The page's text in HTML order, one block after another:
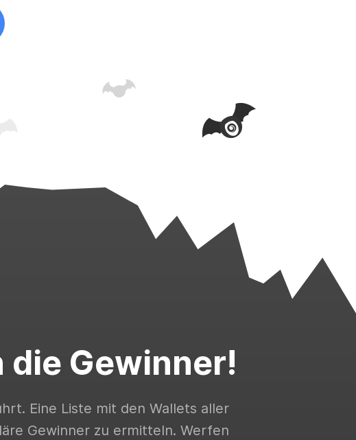
Gewinner!
Eine Liste mit den Wallets aller
Gewinner zu ermitteln. Werfen